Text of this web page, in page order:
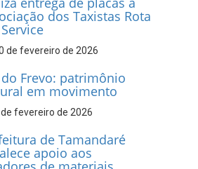
dos Taxistas Rota
de fevereiro de 2026
Frevo: patrimônio
em movimento
fevereiro de 2026
de Tamandaré
apoio aos